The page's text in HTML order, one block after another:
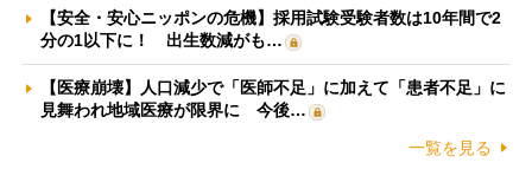
【安全・安心ニッポンの危機】採用試験受験者数は10年間で2
分の1以下に！ 出生数減がも…
【医療崩壊】人口減少で「医師不足」に加えて「患者不足」に
見舞われ地域医療が限界に 今後…
一覧を見る